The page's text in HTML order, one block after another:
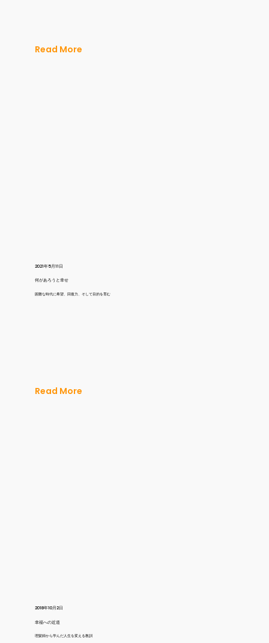
Read More
2021年5月11日
何があろうと幸せ
困難な時代に希望、回復力、そして目的を育む
Read More
2018年10月2日
幸福への近道
理髪師から学んだ人生を変える教訓